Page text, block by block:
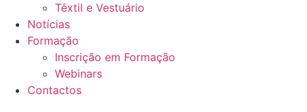
Têxtil e Vestuário
Notícias
Formação
Inscrição em Formação
Webinars
Contactos